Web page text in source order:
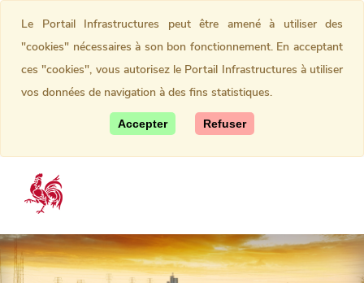
Le Portail Infrastructures peut être amené à utiliser des
"cookies" nécessaires à son bon fonctionnement. En acceptant
ces "cookies", vous autorisez le Portail Infrastructures à utiliser
vos données de navigation à des fins statistiques.
Accepter Refuser